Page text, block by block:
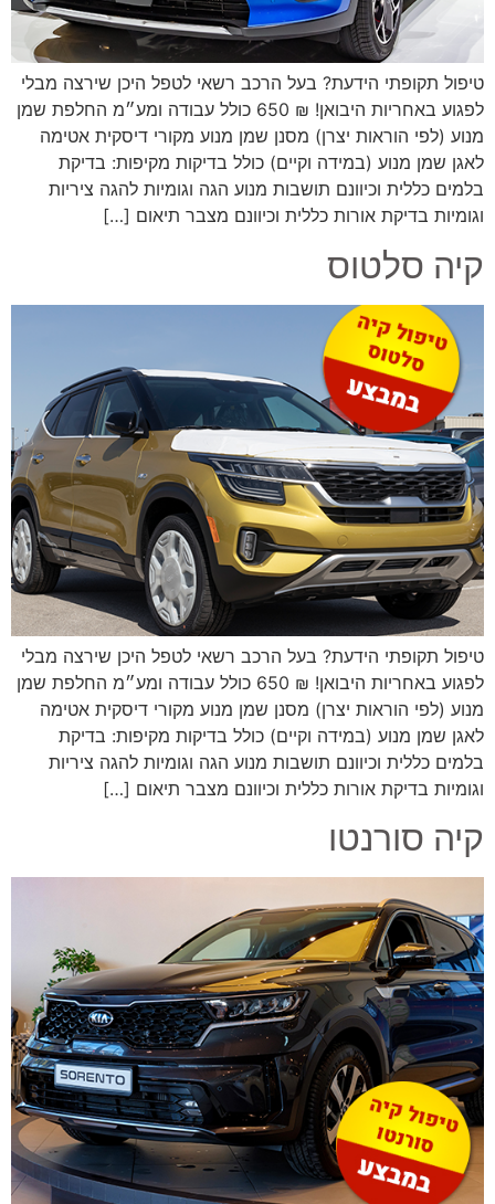
טיפול תקופתי הידעת? בעל הרכב רשאי לטפל היכן שירצה מבלי
לפגוע באחריות היבואן! ₪ 650 כולל עבודה ומע״מ החלפת שמן
מנוע (לפי הוראות יצרן) מסנן שמן מנוע מקורי דיסקית אטימה
לאגן שמן מנוע (במידה וקיים) כולל בדיקות מקיפות: בדיקת
בלמים כללית וכיוונם תושבות מנוע הגה וגומיות להגה ציריות
וגומיות בדיקת אורות כללית וכיוונם מצבר תיאום […]
קיה סלטוס
טיפול תקופתי הידעת? בעל הרכב רשאי לטפל היכן שירצה מבלי
לפגוע באחריות היבואן! ₪ 650 כולל עבודה ומע״מ החלפת שמן
מנוע (לפי הוראות יצרן) מסנן שמן מנוע מקורי דיסקית אטימה
לאגן שמן מנוע (במידה וקיים) כולל בדיקות מקיפות: בדיקת
בלמים כללית וכיוונם תושבות מנוע הגה וגומיות להגה ציריות
וגומיות בדיקת אורות כללית וכיוונם מצבר תיאום […]
קיה סורנטו